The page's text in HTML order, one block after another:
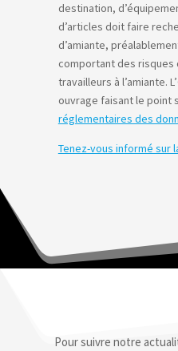
destination,
d’articles doit faire
d’amiante,
comportant des risques
travailleurs à l’amiante.
ouvrage faisant le point
réglementaires des
Tenez-vous informé sur
Pour suivre notre